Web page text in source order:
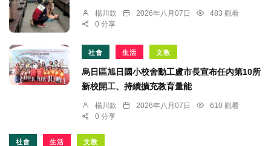
楊川欽 2026年八月07日
483 觀看
0 分享
社會 生活 文教
烏日區旭日國小校舍動工盧市長宣布任內第10所
新校開工、持續擴充教育量能
楊川欽 2026年八月07日
610 觀看
0 分享
社會 生活 文教